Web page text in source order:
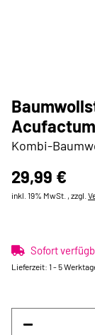
Acufactum
Kombi-
29,99 €
inkl. 19% MwSt. , zzgl.
Sofort
Lieferzeit: 1 - 5